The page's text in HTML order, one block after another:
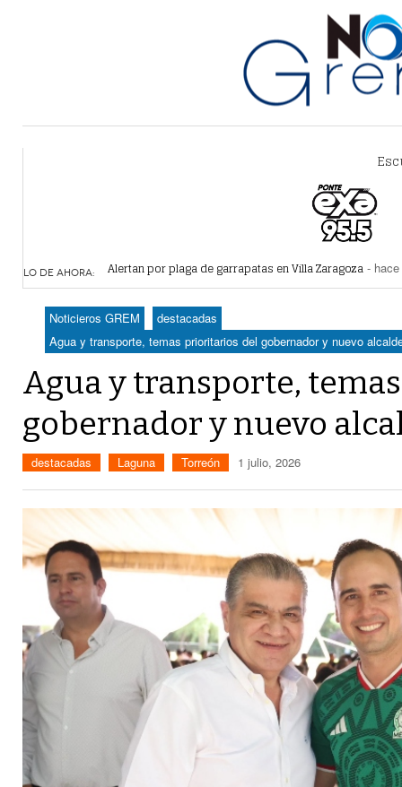
LO DE AHORA:
Reiteran estrategia para combate a la extorsión en
Por falta de agua, vecinos de Villa Zaragoza bloquearon
Plantean fideicomiso federal para operar Agua
Detienen a juez del Tribunal Superior de Justicia de
Noticieros GREM
destacadas
Agua y transporte, temas prioritarios del gobernador y nuevo
Agua y transporte,
gobernador y nuevo
destacadas Laguna Torreón 1 julio, 2026